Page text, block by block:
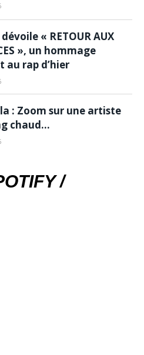
dévoile « RETOUR AUX
», un hommage
au rap d’hier
: Zoom sur une artiste
chaud…
/